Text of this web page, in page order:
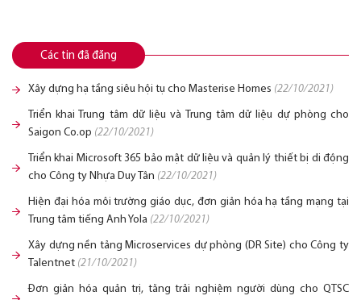
Các tin đã đăng
Xây dựng hạ tầng siêu hội tụ cho Masterise Homes (22/10/2021)
Triển khai Trung tâm dữ liệu và Trung tâm dữ liệu dự phòng cho
Saigon Co.op (22/10/2021)
Triển khai Microsoft 365 bảo mật dữ liệu và quản lý thiết bị di động
cho Công ty Nhựa Duy Tân (22/10/2021)
Hiện đại hóa môi trường giáo dục, đơn giản hóa hạ tầng mạng tại
Trung tâm tiếng Anh Yola (22/10/2021)
Xây dựng nền tảng Microservices dự phòng (DR Site) cho Công ty
Talentnet (21/10/2021)
Đơn giản hóa quản trị, tăng trải nghiệm người dùng cho QTSC